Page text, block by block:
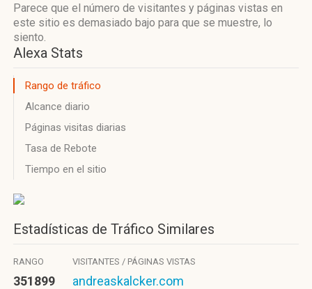
Parece que el número de visitantes y páginas vistas en
este sitio es demasiado bajo para que se muestre, lo
siento.
Alexa Stats
Rango de tráfico
Alcance diario
Páginas visitas diarias
Tasa de Rebote
Tiempo en el sitio
Estadísticas de Tráfico Similares
RANGO VISITANTES / PÁGINAS VISTAS
351899 andreaskalcker.com